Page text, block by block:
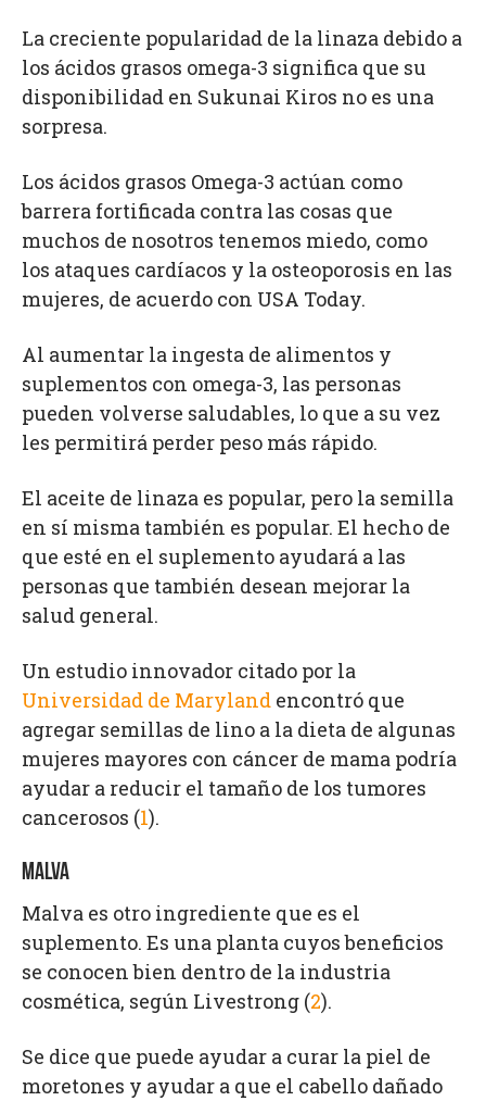
La creciente popularidad de la linaza debido a
los ácidos grasos omega-3 significa que su
disponibilidad en Sukunai Kiros no es una
sorpresa.
Los ácidos grasos Omega-3 actúan como
barrera fortificada contra las cosas que
muchos de nosotros tenemos miedo, como
los ataques cardíacos y la osteoporosis en las
mujeres, de acuerdo con USA Today.
Al aumentar la ingesta de alimentos y
suplementos con omega-3, las personas
pueden volverse saludables, lo que a su vez
les permitirá perder peso más rápido.
El aceite de linaza es popular, pero la semilla
en sí misma también es popular. El hecho de
que esté en el suplemento ayudará a las
personas que también desean mejorar la
salud general.
Un estudio innovador citado por la
Universidad de Maryland encontró que
agregar semillas de lino a la dieta de algunas
mujeres mayores con cáncer de mama podría
ayudar a reducir el tamaño de los tumores
cancerosos (1).
MALVA
Malva es otro ingrediente que es el
suplemento. Es una planta cuyos beneficios
se conocen bien dentro de la industria
cosmética, según Livestrong (2).
Se dice que puede ayudar a curar la piel de
moretones y ayudar a que el cabello dañado